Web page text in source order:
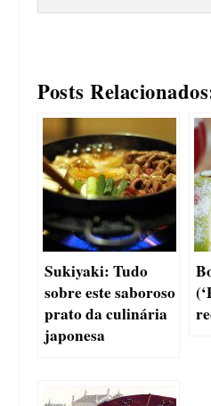
Posts
Sukiyaki: Tudo
sobre este saboroso
prato da culinária
japonesa